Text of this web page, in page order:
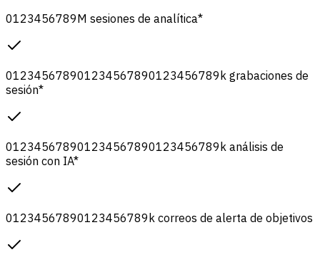
0123456789M sesiones de analítica*
012345678901234567890123456789 k grabaciones de
sesión*
012345678901234567890123456789 k análisis de
sesión con IA*
01234567890123456789 k correos de alerta de objetivos